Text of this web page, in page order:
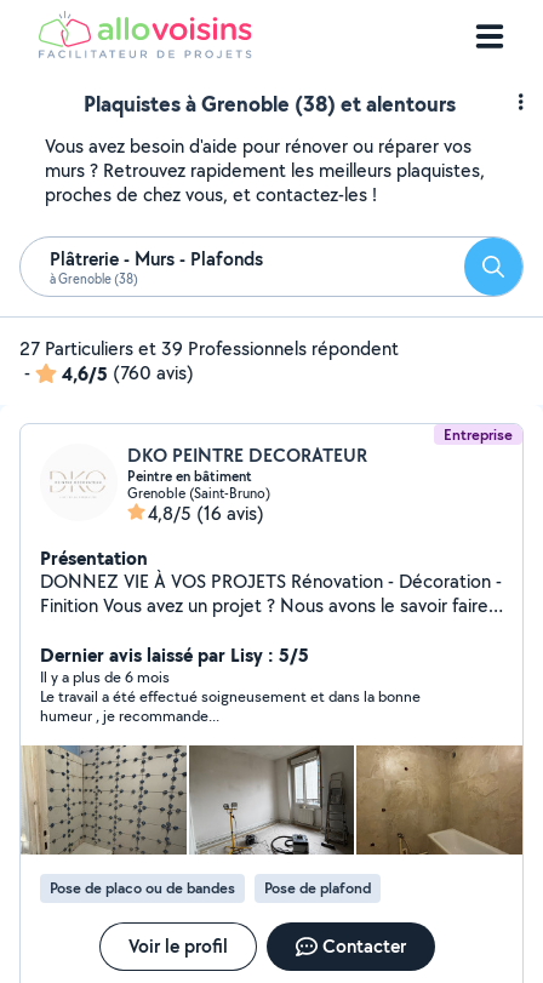
Plaquistes à Grenoble (38) et alentours
Vous avez besoin d'aide pour rénover ou réparer vos
murs ? Retrouvez rapidement les meilleurs plaquistes,
proches de chez vous, et contactez-les !
Plâtrerie - Murs - Plafonds
à Grenoble (38)
27 Particuliers et 39 Professionnels répondent
-
4,6/5 (760 avis)
Entreprise
DKO PEINTRE DECORATEUR
Peintre en bâtiment
Grenoble (Saint-Bruno)
4,8/5 (16 avis)
Présentation
DONNEZ VIE À VOS PROJETS Rénovation - Décoration -
Finition Vous avez un projet ? Nous avons le savoir faire.
extérieure, vous accompagne de A à Z avec exigence
et passion. AMÉNAGEMENT INTERIEUR - Cloisons -
Bandes à joints - plafond / faux plafond REVÊTEMENT &
FINITION - Peinture murs et plafonds - Peinture sur
boiseries - Papiers peint - Toile de verre - Revêtement
textile mural - Parquet - Sol stratifier - Moquette -
Lambris TRAITEMENT & RÉNOVATION - Dégâts des
eaux - Traitement de l'humidité - Traitement des
moisissures VOS AVANTAGES - Devis gratuit - -10% des
100m2 de travaux - Matériaux haut de gamme - Suivie
après réalisation NOS ENGAGEMENTS - Respect des
normes DUT - Chantier propre - Responsabilité
professionnelle Pourquoi DKO car nos respections l'art
du savoir traditionnel et surtout vos envies. Contactez
Dernier avis laissé par Lisy : 5/5
Il y a plus de 6 mois
Le travail a été effectué soigneusement et dans la bonne
humeur , je recommande...
Pose de placo ou de bandes Pose de plafond
Voir le profil Contacter